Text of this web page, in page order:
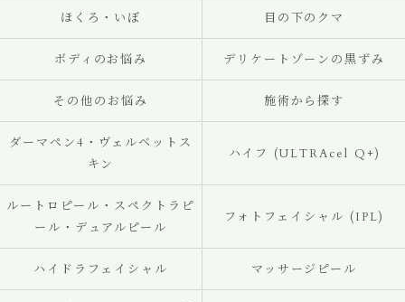
ほくろ・いぼ 目の下のクマ
ボディのお悩み デリケートゾーンの黒ずみ
その他のお悩み 施術から探す
ダーマペン4・ヴェルベットス
キン
ハイフ (ULTRAcel Q+)
ルートロピール・スペクトラピ
ール・デュアルピール
フォトフェイシャル (IPL)
ハイドラフェイシャル マッサージピール